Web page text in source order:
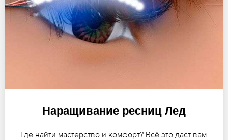
Наращивание ресниц Лед
Где найти мастерство и комфорт? Всё это даст вам